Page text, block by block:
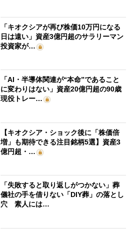
「キオクシアが再び株価10万円になる
日は遠い」資産3億円超のサラリーマン
投資家が…
「AI・半導体関連が“本命”であること
に変わりはない」資産20億円超の90歳
現役トレー…
【キオクシア・ショック後に「株価倍
増」も期待できる注目銘柄5選】資産3
億円超・…
「失敗すると取り返しがつかない」葬
儀社の手を借りない「DIY葬」の落とし
穴 素人には…